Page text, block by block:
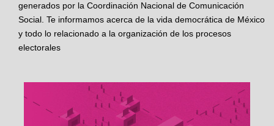
generados por la Coordinación Nacional de Comunicación
Social. Te informamos acerca de la vida democrática de México
y todo lo relacionado a la organización de los procesos
electorales